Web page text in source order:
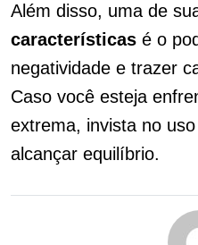
Além disso, uma de
características é o
negatividade e trazer
Caso você esteja
extrema, invista no
alcançar equilíbrio.